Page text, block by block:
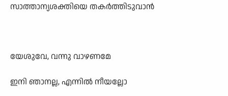
സാത്താന‍്യശക്തിയെ തകര്‍ത്തിടുവാന്‍
യേശുവേ, വന്നു വാഴണമേ
ഇനി ഞാനല്ല, എന്നില്‍ നീയല്ലോ